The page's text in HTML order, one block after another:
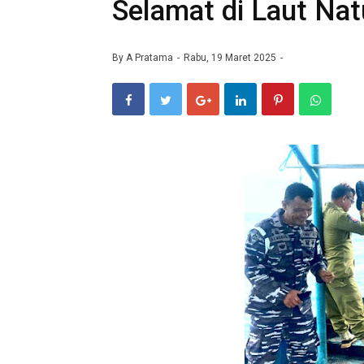
Selamat di Laut
By A Pratama Rabu, 19 Maret 2025